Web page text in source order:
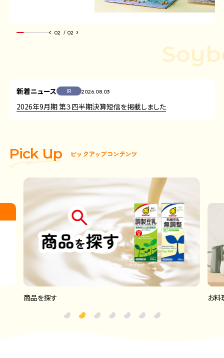
2 / 2
新着ニュース 2026.08.03
2026年9月期 第３四半期決算短信を掲載しました
Pick Up ピッ クアップコンテンツ
商品を探す お料